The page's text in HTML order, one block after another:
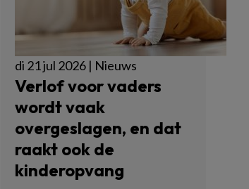
di 21 jul 2026 | Nieuws
Verlof voor vaders
wordt vaak
overgeslagen, en dat
raakt ook de
kinderopvang